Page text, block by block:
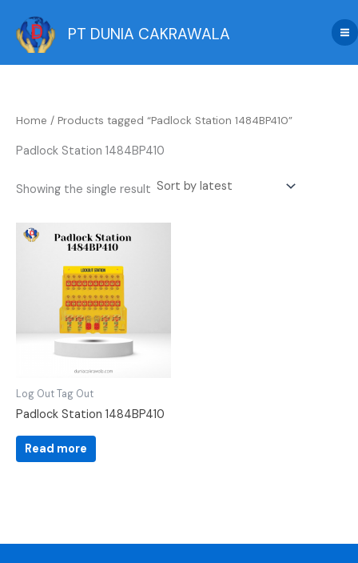
content
PT DUNIA CAKRAWALA
Home / Products tagged “Padlock Station 1484BP410”
Padlock Station 1484BP410
Showing the single result
Log Out Tag Out
Padlock Station 1484BP410
Read more